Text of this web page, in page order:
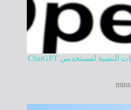
أوبن إيه آي تلغي قيود المحادثات النصية لمستخدمي ChatGPT